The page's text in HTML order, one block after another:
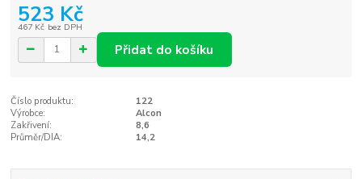
523 Kč
467 Kč bez DPH
Přidat do košíku
Číslo produktu:
122
Výrobce:
Alcon
Zakřivení:
8,6
Průměr/DIA:
14,2